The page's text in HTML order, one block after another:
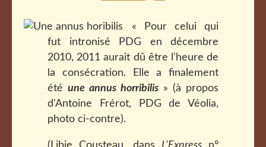
« Pour celui qui
fut intronisé PDG en décembre
2010, 2011 aurait dû être l'heure de
la consécration. Elle a finalement
été une annus horribilis » (à propos
d'Antoine Frérot, PDG de Véolia,
photo ci-contre).